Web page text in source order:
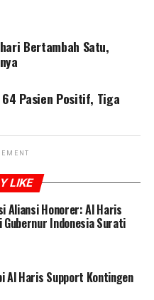
Bertambah Satu,
64 Pasien Positif, Tiga
LIKE
Aliansi Honorer: Al Haris
Gubernur Indonesia Surati
Al Haris Support Kontingen